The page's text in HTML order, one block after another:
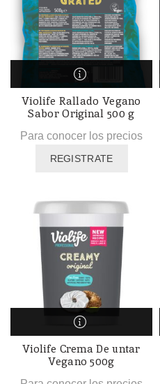
Violife Rallado Vegano
Sabor Original 500 g
Para conocer los precios
REGISTRATE
Violife Crema De untar
Vegano 500g